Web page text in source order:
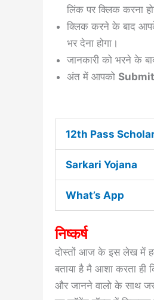
लिंक पर क्लिक करना
क्लिक करने के बाद
भर देना होगा।
जानकारी को भरने के
अंत में आपको Submit
12th Pass
Sarkari Yojana
What’s App
निष्कर्ष
दोस्तों आज के इस लेख में
बताया है मै आशा करता
और जानने वालो के साथ